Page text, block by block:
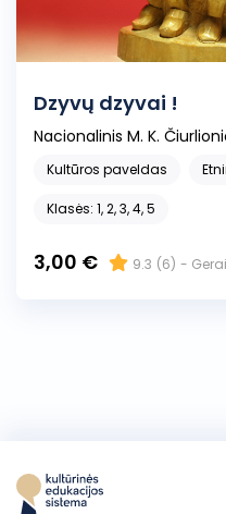
Dzyvų dzyvai !
Nacionalinis M. K.
Kultūros paveldas
Klasės: 1, 2, 3, 4, 5
3,00 € 9.3 (6) - Gerai